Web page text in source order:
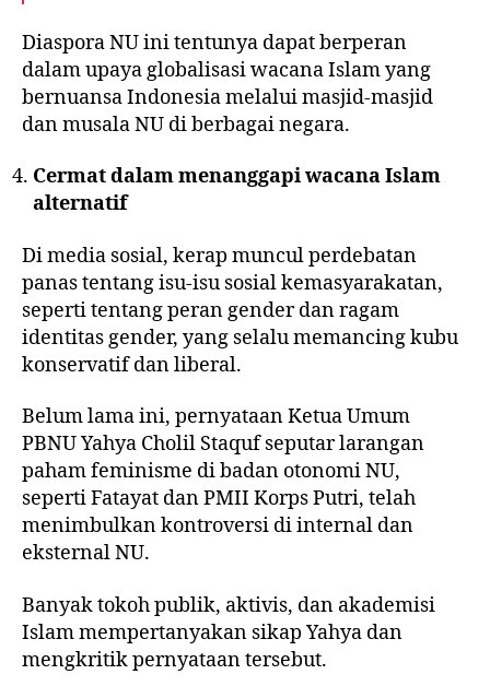
Diaspora NU ini tentunya dapat berperan
dalam upaya globalisasi wacana Islam yang
bernuansa Indonesia melaluimasjid-masjid
dan musala NU di berbagai negara.
Cermat dalam menanggapi wacana Islam
alternatif
Di media sosial, kerap muncul perdebatan
panas tentang isu-isu sosial kemasyarakatan,
seperti tentang peran gender dan ragam
identitas gender, yang selalu memancing kubu
konservatif dan liberal.
Belum lama ini, pernyataanKetua Umum
PBNU Yahya Cholil Staquf seputar larangan
paham feminisme di badan otonomi NU,
sepertiFatayat danPMII Korps Putri, telah
menimbulkan kontroversi di internal dan
eksternal NU.
Banyaktokoh publik, aktivis, dan akademisi
Islammempertanyakan sikap Yahya dan
mengkritik pernyataan tersebut.